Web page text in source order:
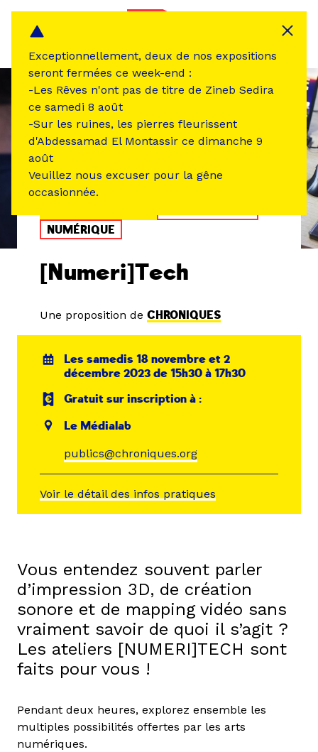
NUMÉRIQUE
[Numeri]Tech
Une proposition de CHRONIQUES
Les samedis 18 novembre et 2
décembre 2023 de 15h30 à 17h30
Gratuit sur inscription à :
Le Médialab
publics@chroniques.org
Voir le détail des infos pratiques
Vous entendez souvent parler
d’impression 3D, de création
sonore et de mapping vidéo sans
vraiment savoir de quoi il s’agit ?
Les ateliers [NUMERI]TECH sont
faits pour vous !
Pendant deux heures, explorez ensemble les
multiples possibilités offertes par les arts
numériques.
Exceptionnellement, deux de nos expositions
seront fermées ce week-end :
-Les Rêves n'ont pas de titre de Zineb Sedira
ce samedi 8 août
-Sur les ruines, les pierres fleurissent
d'Abdessamad El Montassir ce dimanche 9
août
Veuillez nous excuser pour la gêne
occasionnée.
Panneau de gestion des cookies